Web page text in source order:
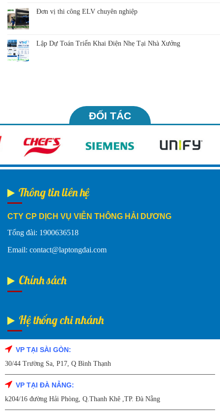
Đơn vị thi công ELV chuyên nghiệp
Lập Dự Toán Triển Khai Điện Nhẹ Tại Nhà Xưởng
ĐỐI TÁC
Thông tin liên hệ
CTY CP DỊCH VỤ VIỄN THÔNG HẢI DƯƠNG
Tổng đài: 1900636518
Email: contact@laptongdai.com
Chính sách
Hệ thống chi nhánh
VP TẠI SÀI GÒN:
30/44 Trường Sa, P17, Q Bình Thạnh
VP TẠI ĐÀ NẴNG:
k204/16 đường Hải Phòng, Q.Thanh Khê ,TP. Đà Nẵng
Fanpage Facebook